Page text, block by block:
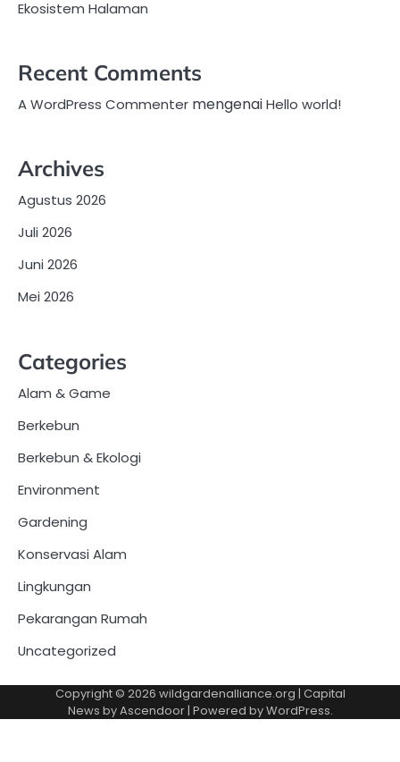
Ekosistem Halaman
Recent Comments
A WordPress Commenter mengenaiHello world!
Archives
Agustus 2026
Juli 2026
Juni 2026
Mei 2026
Categories
Alam & Game
Berkebun
Berkebun & Ekologi
Environment
Gardening
Konservasi Alam
Lingkungan
Pekarangan Rumah
Uncategorized
Copyright © 2026 wildgardenalliance.org | Capital
News byAscendoor| Powered byWordPress.